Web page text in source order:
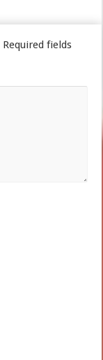
Required fields